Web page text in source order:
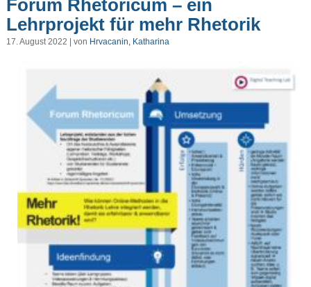
Forum Rhetoricum – ein
Lehrprojekt für mehr Rhetorik
17. August 2022 | von Hrvacanin, Katharina